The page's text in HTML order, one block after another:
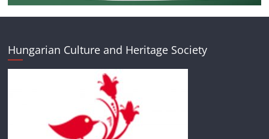
Hungarian Culture and Heritage Society